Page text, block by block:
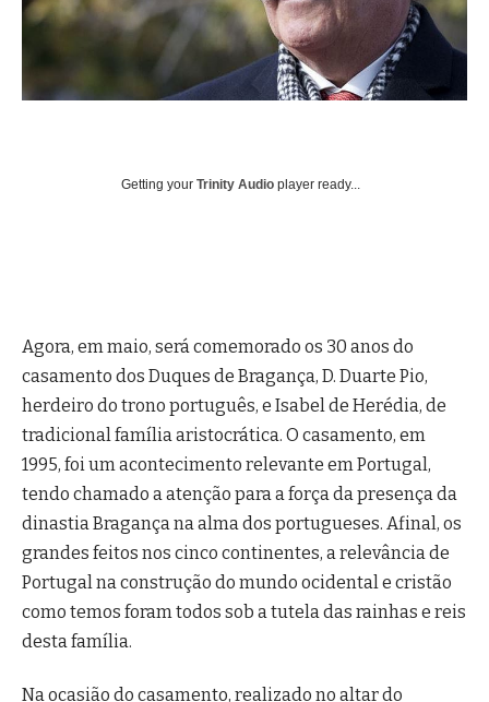
Getting your Trinity Audio player ready...
Agora, em maio, será comemorado os 30 anos do
casamento dos Duques de Bragança, D. Duarte Pio,
herdeiro do trono português, e Isabel de Herédia, de
tradicional família aristocrática. O casamento, em
1995, foi um acontecimento relevante em Portugal,
tendo chamado a atenção para a força da presença da
dinastia Bragança na alma dos portugueses. Afinal, os
grandes feitos nos cinco continentes, a relevância de
Portugal na construção do mundo ocidental e cristão
como temos foram todos sob a tutela das rainhas e reis
desta família.
Na ocasião do casamento, realizado no altar do